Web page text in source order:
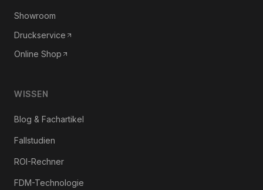
Showroom
Druckservice
Online Shop
WISSEN
Blog & Fachartikel
Fallstudien
ROI-Rechner
FDM-Technologie